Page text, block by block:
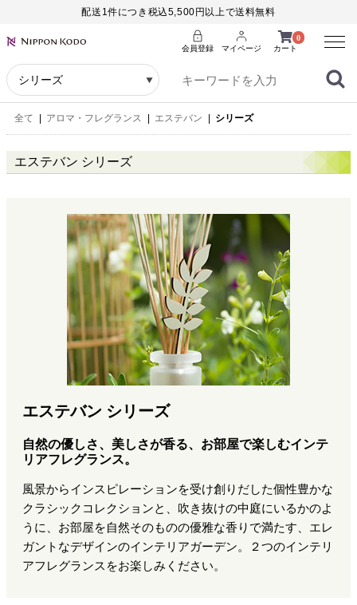
配送1件につき税込5,500円以上で送料無料
0
カート
会員登録 マイページ
Menu
全て アロマ・フレグランス エステバン シリーズ
エステバン シリーズ
エステバン シリーズ
自然の優しさ、美しさが香る、お部屋で楽しむインテ
リアフレグランス。
風景からインスピレーションを受け創りだした個性豊かな
クラシックコレクションと、吹き抜けの中庭にいるかのよ
うに、お部屋を自然そのものの優雅な香りで満たす、エレ
ガントなデザインのインテリアガーデン。２つのインテリ
アフレグランスをお楽しみください。